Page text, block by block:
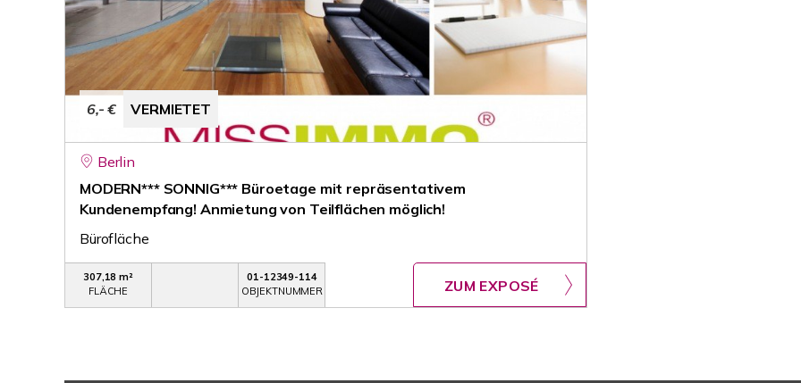
6,- € VERMIETET
Berlin
MODERN*** SONNIG*** Büroetage mit repräsentativem
Kundenempfang! Anmietung von Teilflächen möglich!
Bürofläche
307,18 m²
FLÄCHE
01-12349-114
OBJEKTNUMMER
ZUM EXPOSÉ